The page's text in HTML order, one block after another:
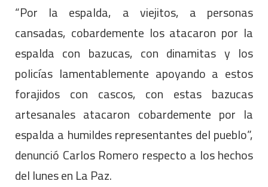
“Por la espalda, a viejitos, a personas
cansadas, cobardemente los atacaron por la
espalda con bazucas, con dinamitas y los
policías lamentablemente apoyando a estos
forajidos con cascos, con estas bazucas
artesanales atacaron cobardemente por la
espalda a humildes representantes del pueblo”,
denunció Carlos Romero respecto a los hechos
del lunes en La Paz.